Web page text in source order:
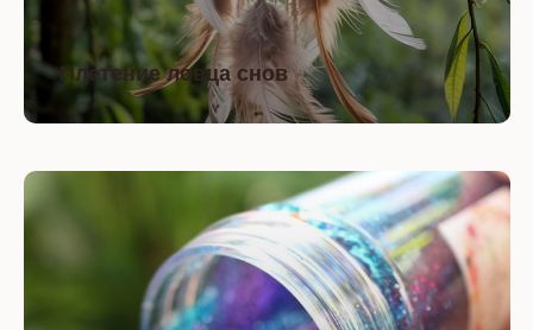
Плетение ловца снов